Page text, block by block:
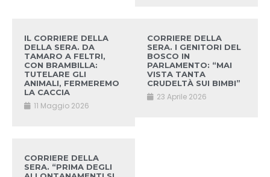
IL CORRIERE DELLA
DELLA SERA. DA
TAMARO A FELTRI,
CON BRAMBILLA:
TUTELARE GLI
ANIMALI, FERMEREMO
LA CACCIA
11 Maggio 2026
CORRIERE DELLA
SERA. I GENITORI DEL
BOSCO IN
PARLAMENTO: “MAI
VISTA TANTA
CRUDELTÀ SUI BIMBI”
23 Aprile 2026
CORRIERE DELLA
SERA. “PRIMA DEGLI